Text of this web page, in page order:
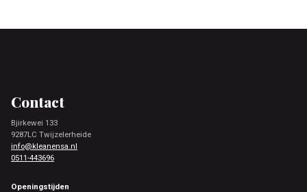
Contact
Bjirkewei 133
9287LC Twijzelerheide
info@kleanensa.nl
0511-443696
Openingstijden